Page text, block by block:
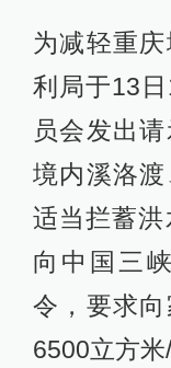
为减轻重
利局于13
员会发出
境内溪洛渡
适当拦蓄
向中国三
令，要求
6500立方